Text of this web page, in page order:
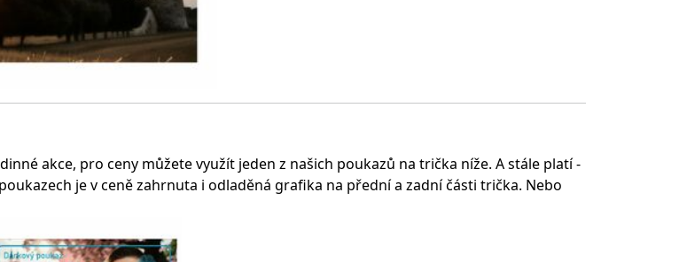
akce, pro ceny můžete využít jeden z našich poukazů na trička níže. A stále platí -
je v ceně zahrnuta i odladěná grafika na přední a zadní části trička. Nebo